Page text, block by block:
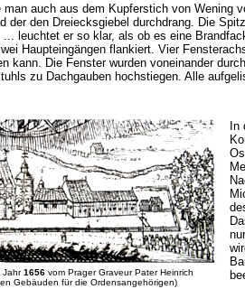
man auch aus dem Kupferstich von Wening
der den Dreiecksgiebel durchdrang. Die
... leuchtet er so klar, als ob es eine
Haupteingängen flankiert. Vier
kann. Die Fenster wurden voneinander
zu Dachgauben hochstiegen. Alle
Jahr1656 vom Prager Graveur Pater Heinrich
Gebäuden für die Ordensangehörigen)
In